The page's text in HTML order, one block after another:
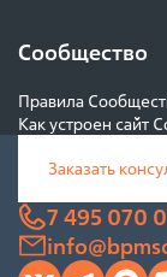
Сообщество
Правила
Как устроен сайт
Заказать
7 495 070